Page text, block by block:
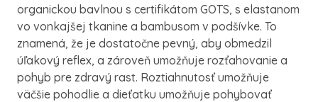
organickou bavlnou s certifikátom GOTS, s elastanom
vo vonkajšej tkanine a bambusom v podšívke. To
znamená, že je dostatočne pevný, aby obmedzil
úľakový reflex, a zároveň umožňuje rozťahovanie a
pohyb pre zdravý rast. Roztiahnutosť umožňuje
väčšie pohodlie a dieťatku umožňuje pohybovať